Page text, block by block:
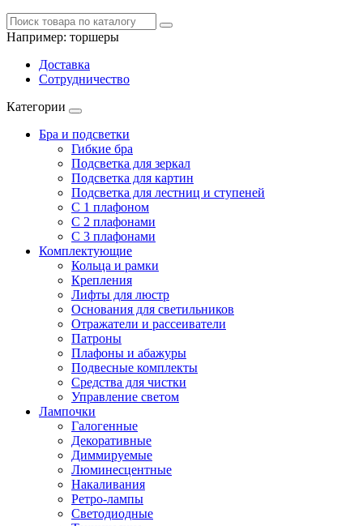
Например: торшеры
Доставка
Сотрудничество
Категории
Бра и подсветки
Гибкие бра
Подсветка для зеркал
Подсветка для картин
Подсветка для лестниц и ступеней
С 1 плафоном
С 2 плафонами
С 3 плафонами
Комплектующие
Кольца и рамки
Крепления
Лифты для люстр
Основания для светильников
Отражатели и рассеиватели
Патроны
Плафоны и абажуры
Подвесные комплекты
Средства для чистки
Управление светом
Лампочки
Галогенные
Декоративные
Диммируемые
Люминесцентные
Накаливания
Ретро-лампы
Светодиодные